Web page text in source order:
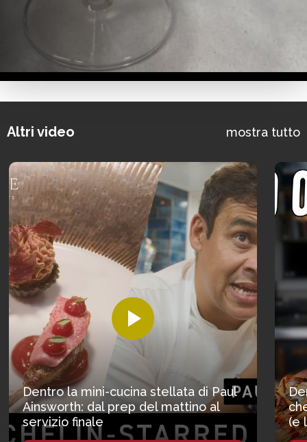
Altri video mostra tutto
Dentro la mini-cucina stellata di Paul
Ainsworth: dal prep del mattino al
servizio finale
(e